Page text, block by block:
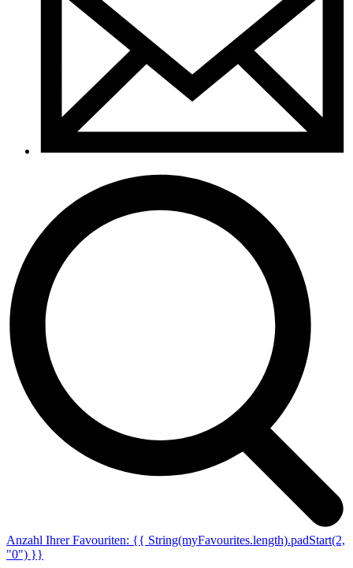
Anzahl Ihrer Favouriten: {{ String(myFavourites.length).padStart(2,
"0") }}